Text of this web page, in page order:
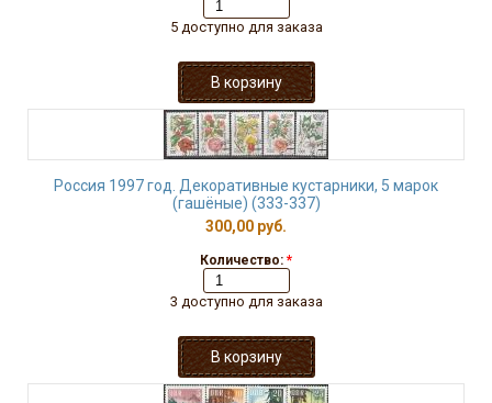
5 доступно для заказа
Россия 1997 год. Декоративные кустарники, 5 марок
(гашёные) (333-337)
300,00 руб.
Количество: *
3 доступно для заказа